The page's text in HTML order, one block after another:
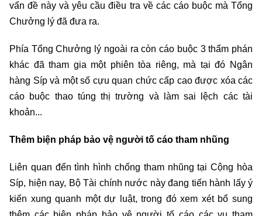
vấn đề này và yêu cầu điều tra về các cáo buộc mà Tổng
Chưởng lý đã đưa ra.
Phía Tổng Chưởng lý ngoài ra còn cáo buộc 3 thẩm phán
khác đã tham gia một phiên tòa riêng, mà tại đó Ngân
hàng Síp và một số cựu quan chức cấp cao được xóa các
cáo buộc thao túng thị trường và làm sai lệch các tài
khoản...
Thêm biện pháp bảo vệ người tố cáo tham nhũng
Liên quan đến tình hình chống tham nhũng tại Cộng hòa
Síp, hiện nay, Bộ Tài chính nước này đang tiến hành lấy ý
kiến xung quanh một dự luật, trong đó xem xét bổ sung